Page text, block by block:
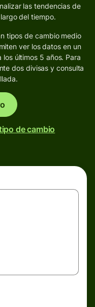
las tendencias de
del tiempo.
tipos de cambio medio
ver los datos en un
últimos 5 años. Para
dos divisas y consulta
de cambio